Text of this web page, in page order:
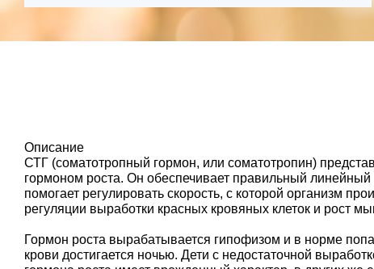
Описание
СТГ (соматотропный гормон, или соматотропин)
гормоном роста. Он обеспечивает правильный
помогает регулировать скорость, с которой организм
регуляции выработки красных кровяных клеток и рост
Гормон роста вырабатывается гипофизом и в норме
крови достигается ночью. Дети с недостаточной